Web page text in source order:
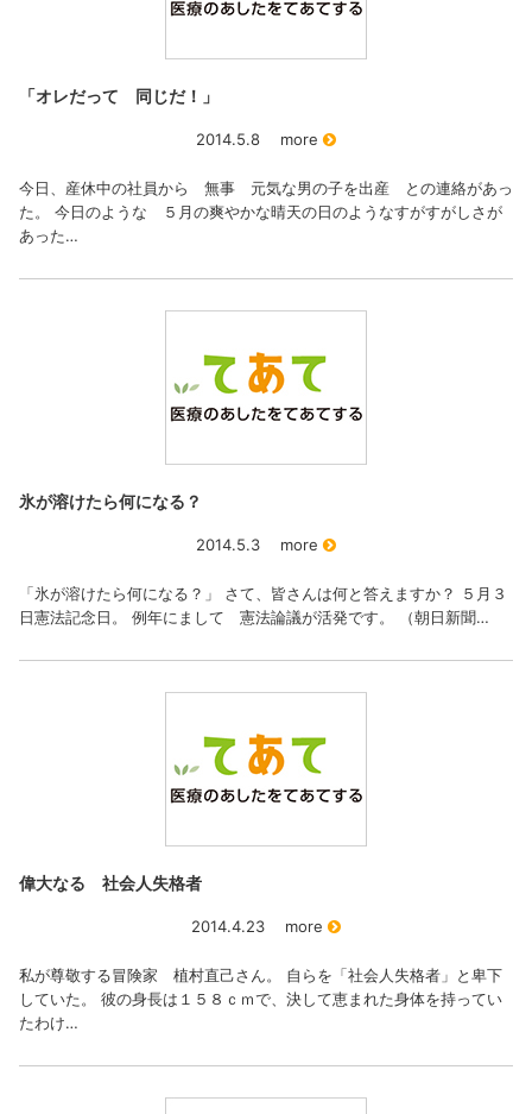
「オレだって 同じだ！」
2014.5.8 more
今日、産休中の社員から 無事 元気な男の子を出産 との連絡があっ
た。 今日のような ５月の爽やかな晴天の日のようなすがすがしさが
あった…
氷が溶けたら何になる？
2014.5.3 more
「氷が溶けたら何になる？」 さて、皆さんは何と答えますか？ ５月３
日憲法記念日。 例年にまして 憲法論議が活発です。 （朝日新聞…
偉大なる 社会人失格者
2014.4.23 more
私が尊敬する冒険家 植村直己さん。 自らを「社会人失格者」と卑下
していた。 彼の身長は１５８ｃｍで、決して恵まれた身体を持ってい
たわけ…